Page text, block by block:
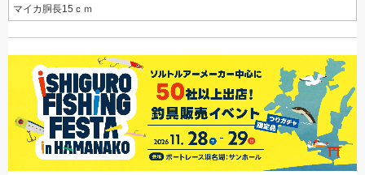
マイカ胴長15ｃｍ